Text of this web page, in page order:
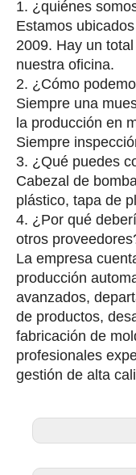
1. ¿quiénes
Estamos
2009. Hay un
nuestra oficina.
2. ¿Cómo
Siempre una
la producción en
Siempre
3. ¿Qué puedes
Cabezal de
plástico, tapa de
4. ¿Por qué
otros
La empresa
producción
avanzados,
de productos,
fabricación de
profesionales
gestión de alta